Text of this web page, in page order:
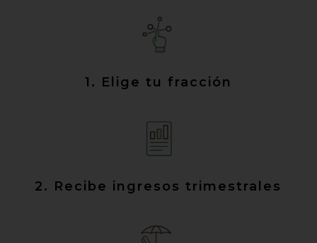
1. Elige tu fracción
2. Recibe ingresos trimestrales